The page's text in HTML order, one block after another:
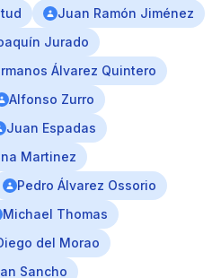
Juan Ramón Jiménez
Jurado
Álvarez Quintero
Alfonso Zurro
Juan Espadas
Martinez
Pedro Álvarez Ossorio
Michael Thomas
del Morao
Sancho